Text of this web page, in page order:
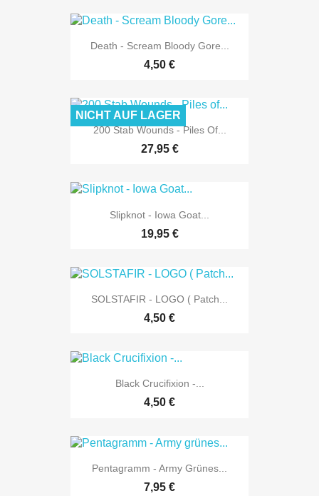
Death - Scream Bloody Gore...
4,50 €
200 Stab Wounds - Piles Of...
27,95 €
NICHT AUF LAGER
Slipknot - Iowa Goat...
19,95 €
SOLSTAFIR - LOGO ( Patch...
4,50 €
Black Crucifixion -...
4,50 €
Pentagramm - Army Grünes...
7,95 €